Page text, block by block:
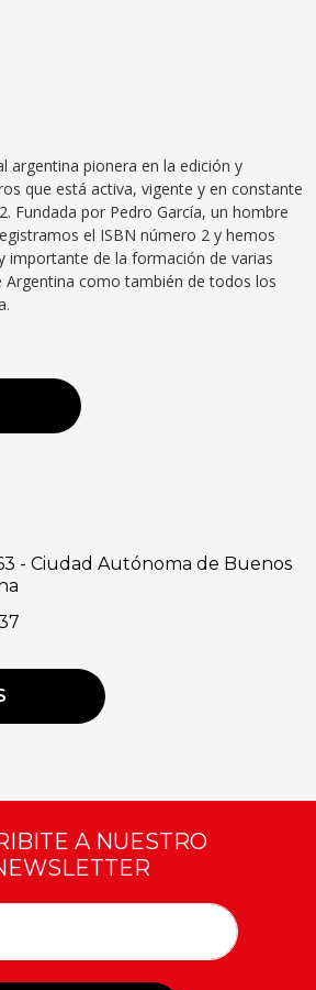
argentina pionera en la edición y
que está activa, vigente y en constante
Fundada por Pedro García, un hombre
el ISBN número 2 y hemos
importante de la formación de varias
Argentina como también de todos los
- Ciudad Autónoma de Buenos
A NUESTRO